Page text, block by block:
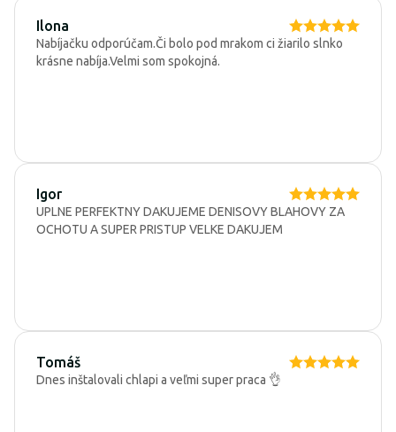
Ilona
Nabíjačku odporúčam.Či bolo pod mrakom ci žiarilo slnko
krásne nabíja.Velmi som spokojná.
Igor
UPLNE PERFEKTNY DAKUJEME DENISOVY BLAHOVY ZA
OCHOTU A SUPER PRISTUP VELKE DAKUJEM
Tomáš
Dnes inštalovali chlapi a veľmi super praca 👌